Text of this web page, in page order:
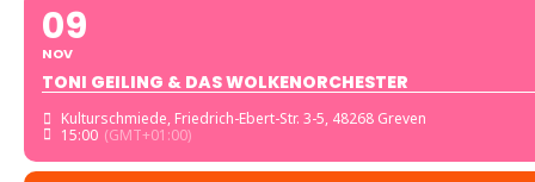
09
NOV
TONI GEILING & DAS WOLKENORCHESTER
Kulturschmiede, Friedrich-Ebert-Str. 3-5, 48268 Greven
15:00 (GMT+01:00)